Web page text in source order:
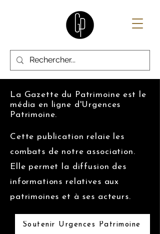
La Gazette du Patrimoine est le
média en ligne d'Urgences
Patrimoine.
Cette publication relaie les
combats de notre association.
Elle permet la diffusion des
informations relatives aux
patrimoines et à ses acteurs.
Soutenir Urgences Patrimoine